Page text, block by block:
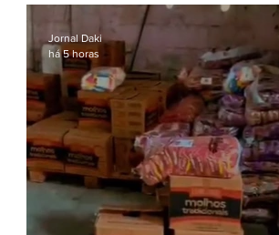
nacional da educação
Jornal Daki
há 5 horas